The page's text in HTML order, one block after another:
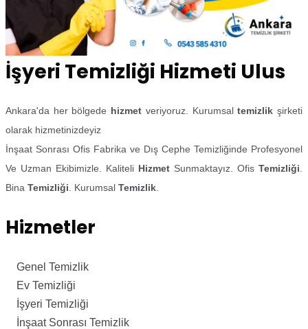
İşyeri Temizliği Hizmeti Ulus
Ankara'da her bölgede hizmet veriyoruz. Kurumsaltemizlik şirketi
olarak hizmetinizdeyiz
İnşaat Sonrası Ofis Fabrika ve Dış Cephe Temizliğinde Profesyonel
Ve Uzman Ekibimizle. Kaliteli Hizmet Sunmaktayız. Ofis Temizliği
Bina Temizliği . Kurumsal Temizlik
Hizmetler
Genel Temizlik
Ev Temizliği
İşyeri Temizliği
İnşaat Sonrası Temizlik